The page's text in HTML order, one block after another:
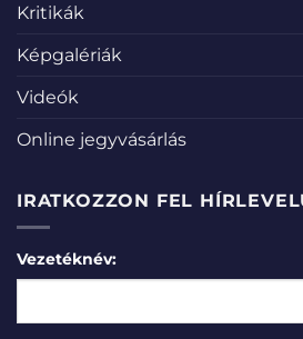
Kritikák
Képgalériák
Videók
Online jegyvásárlás
IRATKOZZON FEL
Vezetéknév: